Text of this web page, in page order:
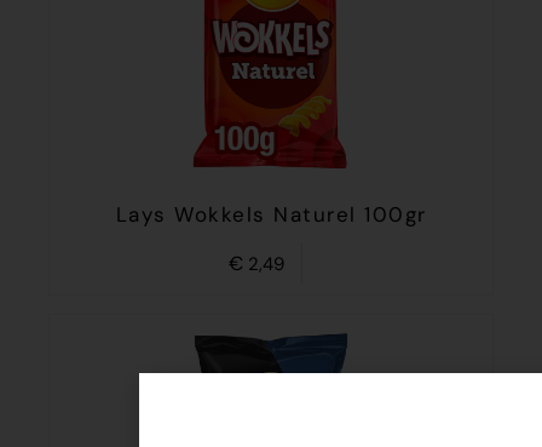
Lays Wokkels Naturel 100gr
€ 2,49